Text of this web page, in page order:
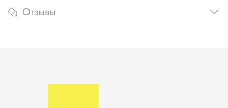
Отзывы